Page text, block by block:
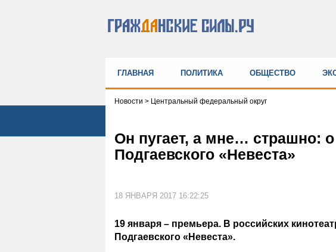
ГЛАВНАЯ ПОЛИТИКА ОБЩЕСТВО
Новости > Центральный федеральный округ
Он пугает, а мне… страшно:
Подгаевского «Невеста»
18 ЯНВАРЯ 2017 16:22:25
19 января – премьера. В российских
Подгаевского «Невеста».